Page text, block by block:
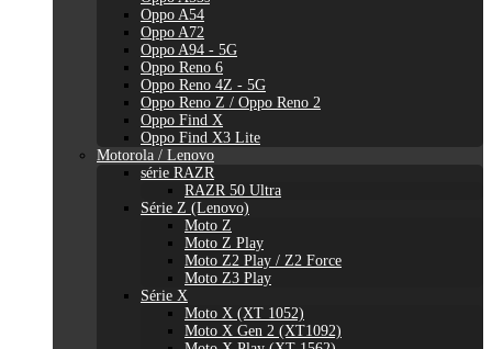
Oppo A54
Oppo A72
Oppo A94 - 5G
Oppo Reno 6
Oppo Reno 4Z - 5G
Oppo Reno Z / Oppo Reno 2
Oppo Find X
Oppo Find X3 Lite
Motorola / Lenovo
série RAZR
RAZR 50 Ultra
Série Z (Lenovo)
Moto Z
Moto Z Play
Moto Z2 Play / Z2 Force
Moto Z3 Play
Série X
Moto X (XT 1052)
Moto X Gen 2 (XT1092)